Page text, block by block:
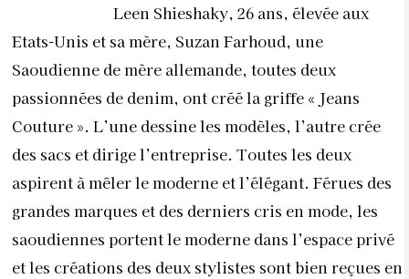
Leen Shieshaky, 26 ans, élevée aux
Etats-Unis et sa mère, Suzan Farhoud, une
Saoudienne de mère allemande, toutes deux
passionnées de denim, ont créé la griffe « Jeans
Couture ». L’une dessine les modèles, l’autre crée
des sacs et dirige l’entreprise. Toutes les deux
aspirent à mêler le moderne et l’élégant. Férues des
grandes marques et des derniers cris en mode, les
saoudiennes portent le moderne dans l’espace privé
et les créations des deux stylistes sont bien reçues en